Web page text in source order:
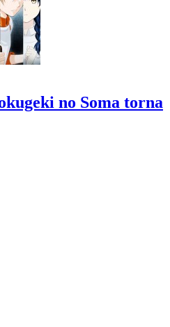
no Soma torna